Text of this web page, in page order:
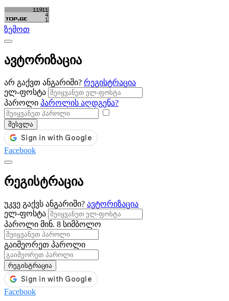
ზემოთ
ავტორიზაცია
არ გაქვთ ანგარიში? რეგისტრაცია
ელ-ფოსტა
პაროლი პაროლის აღდგენა?
შესვლა
Facebook
რეგისტრაცია
უკვე გაქვს ანგარიში? ავტორიზაცია
ელ-ფოსტა
პაროლი მინ. 8 სიმბოლო
გაიმეორეთ პაროლი
რეგისტრაცია
Facebook